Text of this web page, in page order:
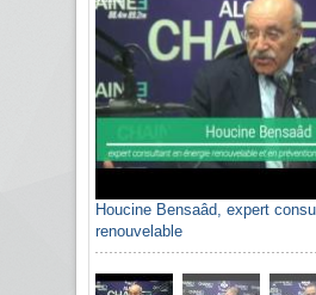
Houcine Bensaâd, expert
renouvelable